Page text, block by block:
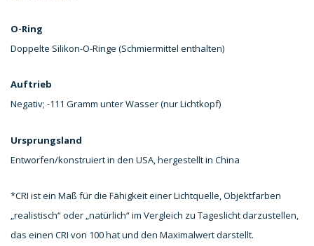
O-Ring
Doppelte Silikon-O-Ringe (Schmiermittel enthalten)
Auftrieb
Negativ; -111 Gramm unter Wasser (nur Lichtkopf)
Ursprungsland
Entworfen/konstruiert in den USA, hergestellt in China
*CRI ist ein Maß für die Fähigkeit einer Lichtquelle, Objektfarben
„realistisch“ oder „natürlich“ im Vergleich zu Tageslicht darzustellen,
das einen CRI von 100 hat und den Maximalwert darstellt.